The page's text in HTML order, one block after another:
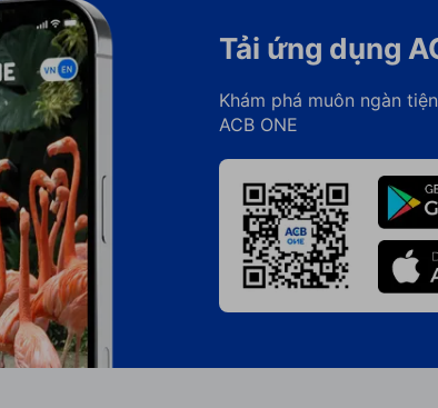
Tải ứng dụng
Khám phá muôn ngàn
ACB ONE